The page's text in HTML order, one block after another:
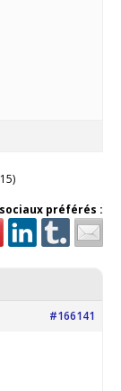
préférés :
#166141